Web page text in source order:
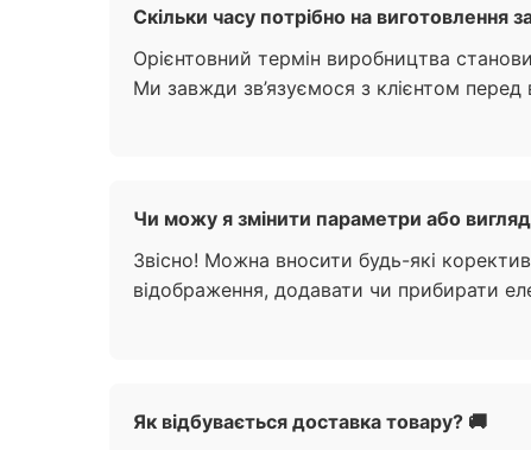
Скільки часу потрібно на виготовлення
Орієнтовний термін виробництва
Ми завжди зв’язуємося з клієнтом
Чи можу я змінити параметри або вигляд
Звісно! Можна вносити будь-які
відображення, додавати чи прибирати
Як відбувається доставка товару? 🚚